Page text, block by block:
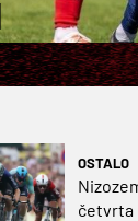
OSTALO
četvrta